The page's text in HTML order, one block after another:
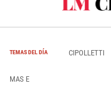
TEMAS DEL DÍA CIPOLLETTI
MAS E